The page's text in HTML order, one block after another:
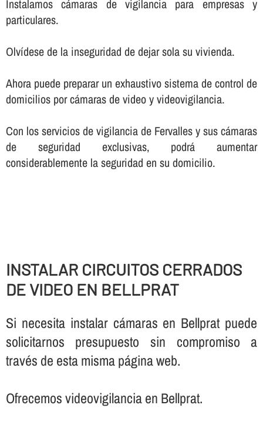
Instalamos cámaras de vigilancia para empresas y
particulares.
Olví­dese de la inseguridad de dejar sola su vivienda.
Ahora puede preparar un exhaustivo sistema de control de
domicilios por cámaras de video y videovigilancia.
Con los servicios de vigilancia de Fervalles y sus cámaras
de seguridad exclusivas, podrá aumentar
considerablemente la seguridad en su domicilio.
INSTALAR CIRCUITOS CERRADOS
DE VIDEO EN BELLPRAT
Si necesita instalar cámaras en Bellprat puede
solicitarnos presupuesto sin compromiso a
través de esta misma página web.
Ofrecemos videovigilancia en Bellprat.